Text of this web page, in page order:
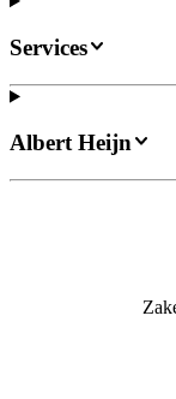
Services
Albert Heijn